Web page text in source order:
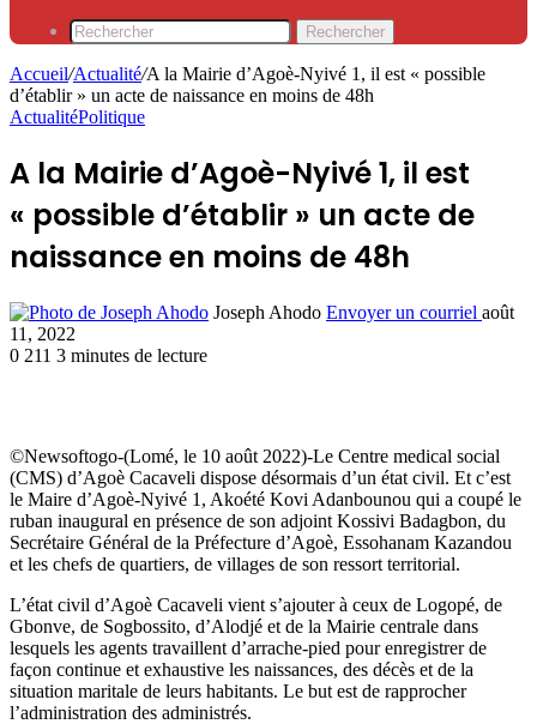
Rechercher
Accueil/Actualité/A la Mairie d’Agoè-Nyivé 1, il est « possible
d’établir » un acte de naissance en moins de 48h
ActualitéPolitique
A la Mairie d’Agoè-Nyivé 1, il est
« possible d’établir » un acte de
naissance en moins de 48h
Joseph Ahodo Envoyer un courriel août
11, 2022
0 211 3 minutes de lecture
©Newsoftogo-(Lomé, le 10 août 2022)-Le Centre medical social
(CMS) d’Agoè Cacaveli dispose désormais d’un état civil. Et c’est
le Maire d’Agoè-Nyivé 1, Akoété Kovi Adanbounou qui a coupé le
ruban inaugural en présence de son adjoint Kossivi Badagbon, du
Secrétaire Général de la Préfecture d’Agoè, Essohanam Kazandou
et les chefs de quartiers, de villages de son ressort territorial.
L’état civil d’Agoè Cacaveli vient s’ajouter à ceux de Logopé, de
Gbonve, de Sogbossito, d’Alodjé et de la Mairie centrale dans
lesquels les agents travaillent d’arrache-pied pour enregistrer de
façon continue et exhaustive les naissances, des décès et de la
situation maritale de leurs habitants. Le but est de rapprocher
l’administration des administrés.